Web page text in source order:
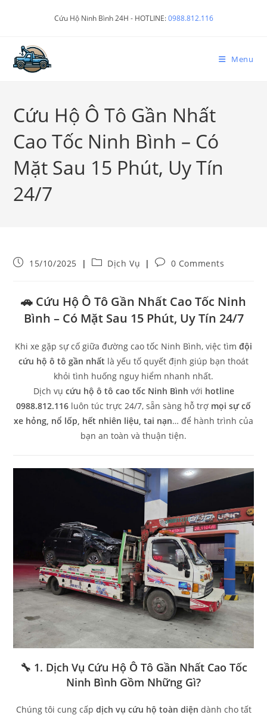
Cứu Hộ Ninh Bình 24H - HOTLINE:0988.812.116
Menu
Cứu Hộ Ô Tô Gần Nhất
Cao Tốc Ninh Bình – Có
Mặt Sau 15 Phút, Uy Tín
24/7
15/10/2025 Dịch Vụ 0 Comments
🚗 Cứu Hộ Ô Tô Gần Nhất Cao Tốc Ninh
Bình – Có Mặt Sau 15 Phút, Uy Tín 24/7
Khi xe gặp sự cố giữa đường cao tốc Ninh Bình, việc tìm đội
cứu hộ ô tô gần nhất là yếu tố quyết định giúp bạn thoát
khỏi tình huống nguy hiểm nhanh nhất.
Dịch vụ cứu hộ ô tô cao tốc Ninh Bình với hotline
0988.812.116 luôn túc trực 24/7, sẵn sàng hỗ trợ mọi sự cố
xe hỏng, nổ lốp, hết nhiên liệu, tai nạn… để hành trình của
bạn an toàn và thuận tiện.
🔧 1. Dịch Vụ Cứu Hộ Ô Tô Gần Nhất Cao Tốc
Ninh Bình Gồm Những Gì?
Chúng tôi cung cấp dịch vụ cứu hộ toàn diện dành cho tất